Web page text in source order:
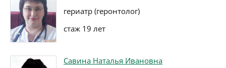
гериатр (геронтолог)
стаж 19 лет
Савина Наталья Ивановна